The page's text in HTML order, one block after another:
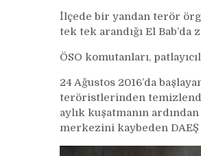
İlçede bir yandan terör
tek tek arandığı El
ÖSO komutanları,
24 Ağustos 2016’da
teröristlerinden
aylık kuşatmanın
merkezini kaybeden